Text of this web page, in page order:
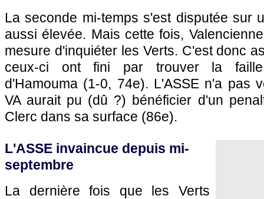
La seconde mi-temps s'est disputée sur
aussi élevée. Mais cette fois,
mesure d'inquiéter les Verts. C'est donc
ceux-ci ont fini par trouver la faille
d'Hamouma (1-0, 74e). L'ASSE n'a pas
VA aurait pu (dû ?) bénéficier d'un
Clerc dans sa surface (86e).
L'ASSE invaincue depuis mi-
septembre
La dernière fois que les Verts